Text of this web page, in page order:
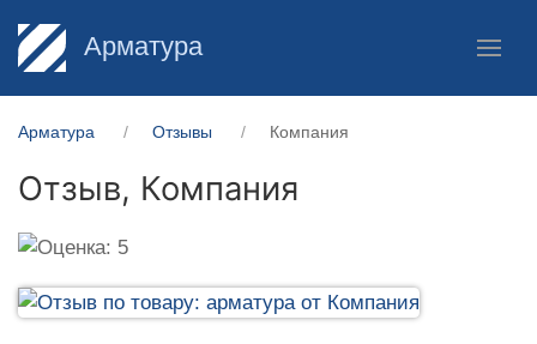
Арматура
Арматура Отзывы Компания
Отзыв, Компания